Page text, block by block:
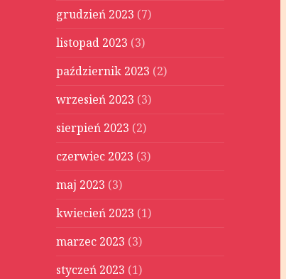
grudzień 2023 (7)
listopad 2023 (3)
październik 2023 (2)
wrzesień 2023 (3)
sierpień 2023 (2)
czerwiec 2023 (3)
maj 2023 (3)
kwiecień 2023 (1)
marzec 2023 (3)
styczeń 2023 (1)